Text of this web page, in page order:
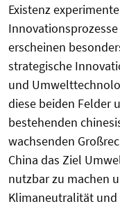
Existenz
erscheinen
strategische
und
diese beiden Felder
bestehenden
wachsenden
China das Ziel
nutzbar zu machen
Klimaneutralität und